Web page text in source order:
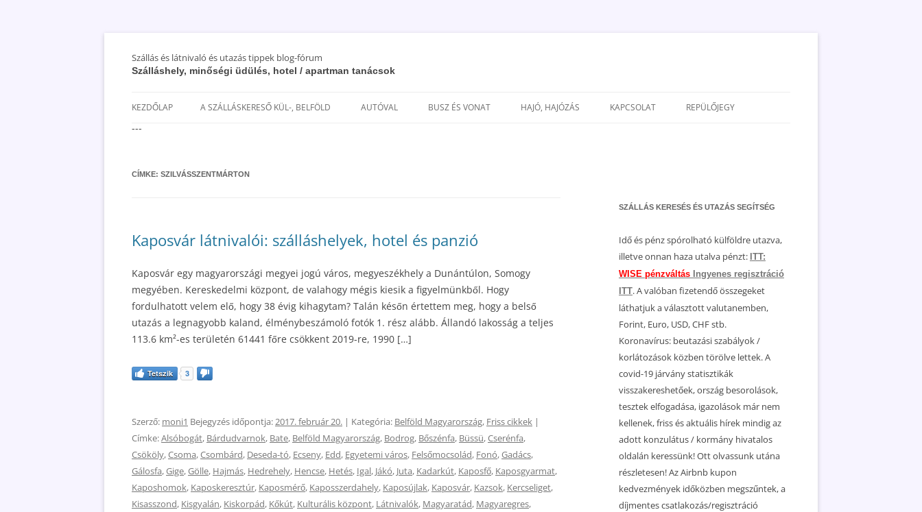
Szállás és látnivaló és utazás tippek blog-fórum
Szálláshely, minőségi üdülés, hotel / apartman tanácsok
a
KEZDŐLAP A SZÁLLÁSKERESŐ KÜL-, BELFÖLD AUTÓVAL BUSZ ÉS VONAT HAJÓ, HAJÓZÁS KAPCSOLAT REPÜLŐJEGY
---
CÍMKE: SZILVÁSSZENTMÁRTON
Kaposvár látnivalói: szálláshelyek, hotel és panzió
Kaposvár egy magyarországi megyei jogú város, megyeszékhely a Dunántúlon, Somogy
megyében. Kereskedelmi központ, de valahogy mégis kiesik a figyelmünkből. Hogy
fordulhatott velem elő, hogy 38 évig kihagytam? Talán későn értettem meg, hogy a belső
utazás a legnagyobb kaland, élménybeszámoló fotók 1. rész alább. Állandó lakosság a teljes
113.6 km²-es területén 61441 főre csökkent 2019-re, 1990 […]
Tetszik 3
Szerző: moni1 Bejegyzés időpontja:2017. február 20. | Kategória: Belföld Magyarország, Friss cikkek |
Címke:Alsóbogát, Bárdudvarnok, Bate, Belföld Magyarország, Bodrog, Bőszénfa, Büssü,Cserénfa,
Csököly,Csoma,Csombárd, Deseda-tó, Ecseny, Edd, Egyetemi város, Felsőmocsolád, Fonó,Gadács,
Gálosfa,Gige,Gölle, Hajmás, Hedrehely, Hencse, Hetés, Igal, Jákó, Juta, Kadarkút, Kaposfő, Kaposgyarmat,
Kaposhomok, Kaposkeresztúr, Kaposmérő, Kaposszerdahely, Kaposújlak, Kaposvár, Kazsok, Kercseliget,
Kisasszond, Kisgyalán, Kiskorpád, Kőkút, Kulturális központ, Látnivalók, Magyaratád, Magyaregres,
SZÁLLÁS KERESÉS ÉS UTAZÁS SEGÍTSÉG
Idő és pénz spórolható külföldre utazva,
illetve onnan haza utalva pénzt: ITT:
WISE pénzváltás Ingyenes regisztráció
ITT. A valóban fizetendő összegeket
láthatjuk a választott valutanemben,
Forint, Euro, USD, CHF stb.
Koronavírus: beutazási szabályok /
korlátozások közben törölve lettek. A
covid-19 járvány statisztikák
visszakereshetőek, ország besorolások,
tesztek elfogadása, igazolások már nem
kellenek, friss és aktuális hírek mindig az
adott konzulátus / kormány hivatalos
oldalán keressünk! Ott olvassunk utána
részletesen! Az Airbnb kupon
kedvezmények időközben megszűntek, a
díjmentes csatlakozás/regisztráció